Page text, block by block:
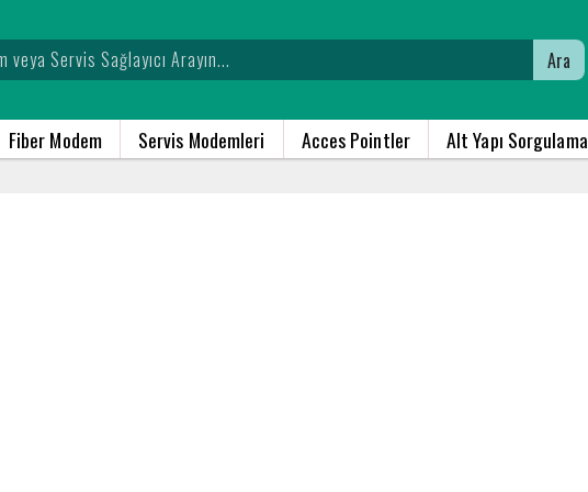
Ara
Fiber Modem Servis Modemleri Acces Pointler Alt Yapı Sorgulama